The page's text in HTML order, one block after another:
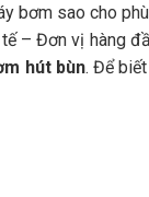
bơm sao cho
– Đơn vị hàng
hút bùn. Để